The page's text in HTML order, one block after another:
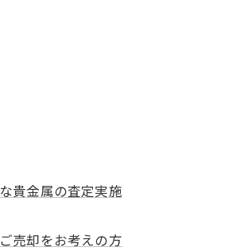
貴金属の査定実施
売却をお考えの方